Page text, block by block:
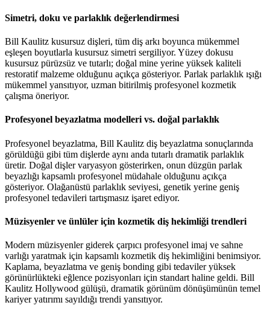
Simetri, doku ve parlaklık değerlendirmesi
Bill Kaulitz kusursuz dişleri, tüm diş arkı boyunca mükemmel
eşleşen boyutlarla kusursuz simetri sergiliyor. Yüzey dokusu
kusursuz pürüzsüz ve tutarlı; doğal mine yerine yüksek kaliteli
restoratif malzeme olduğunu açıkça gösteriyor. Parlak parlaklık ışığı
mükemmel yansıtıyor, uzman bitirilmiş profesyonel kozmetik
çalışma öneriyor.
Profesyonel beyazlatma modelleri vs. doğal parlaklık
Profesyonel beyazlatma, Bill Kaulitz diş beyazlatma sonuçlarında
görüldüğü gibi tüm dişlerde aynı anda tutarlı dramatik parlaklık
üretir. Doğal dişler varyasyon gösterirken, onun düzgün parlak
beyazlığı kapsamlı profesyonel müdahale olduğunu açıkça
gösteriyor. Olağanüstü parlaklık seviyesi, genetik yerine geniş
profesyonel tedavileri tartışmasız işaret ediyor.
Müzisyenler ve ünlüler için kozmetik diş hekimliği trendleri
Modern müzisyenler giderek çarpıcı profesyonel imaj ve sahne
varlığı yaratmak için kapsamlı kozmetik diş hekimliğini benimsiyor.
Kaplama, beyazlatma ve geniş bonding gibi tedaviler yüksek
görünürlükteki eğlence pozisyonları için standart haline geldi. Bill
Kaulitz Hollywood gülüşü, dramatik görünüm dönüşümünün temel
kariyer yatırımı sayıldığı trendi yansıtıyor.